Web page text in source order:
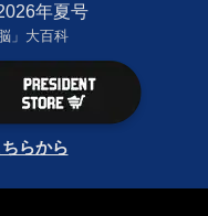
年夏号
」大百科
らから